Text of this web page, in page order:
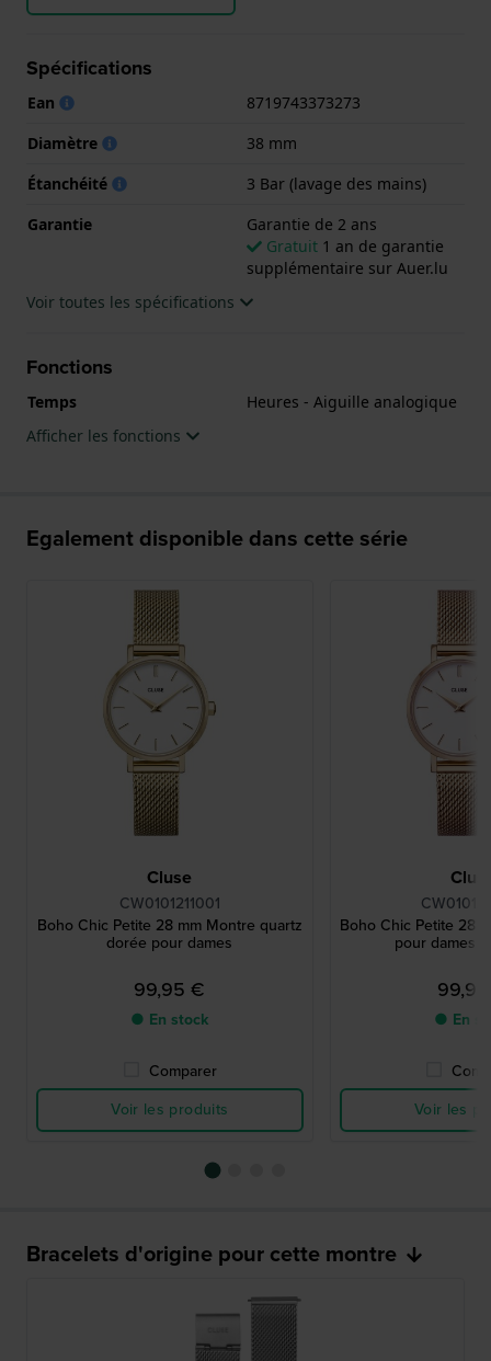
Spécifications
Ean
8719743373273
Diamètre
38 mm
Étanchéité
3 Bar (lavage des mains)
Garantie
Garantie de 2 ans
Gratuit 1 an de garantie
supplémentaire sur Auer.lu
Voir toutes les spécifications
Fonctions
Temps
Heures - Aiguille analogique
Afficher les fonctions
Egalement disponible dans cette série
Cluse
CW0101211001
Boho Chic Petite 28 mm Montre quartz
dorée pour dames
99,95 €
● En stock
Comparer
Voir les produits
Boho Chic Petite 28
pour dames
● En
Voir les
Bracelets d'origine pour cette montre